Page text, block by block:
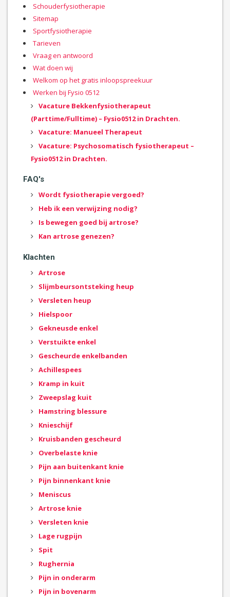
Schouderfysiotherapie
Sitemap
Sportfysiotherapie
Tarieven
Vraag en antwoord
Wat doen wij
Welkom op het gratis inloopspreekuur
Werken bij Fysio 0512
Vacature Bekkenfysiotherapeut
(Parttime/Fulltime) – Fysio0512 in Drachten.
Vacature: Manueel Therapeut
Vacature: Psychosomatisch fysiotherapeut –
Fysio0512 in Drachten.
FAQ's
Wordt fysiotherapie vergoed?
Heb ik een verwijzing nodig?
Is bewegen goed bij artrose?
Kan artrose genezen?
Klachten
Artrose
Slijmbeursontsteking heup
Versleten heup
Hielspoor
Gekneusde enkel
Verstuikte enkel
Gescheurde enkelbanden
Achillespees
Kramp in kuit
Zweepslag kuit
Hamstring blessure
Knieschijf
Kruisbanden gescheurd
Overbelaste knie
Pijn aan buitenkant knie
Pijn binnenkant knie
Meniscus
Artrose knie
Versleten knie
Lage rugpijn
Spit
Rughernia
Pijn in onderarm
Pijn in bovenarm